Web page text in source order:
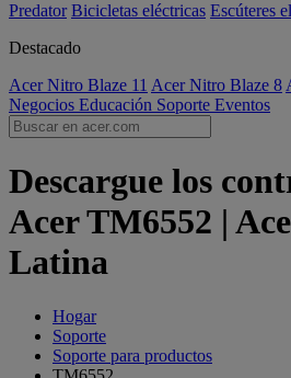
Predator Bicicletas eléctricas Escúteres
Destacado
Acer Nitro Blaze 11 Acer Nitro Blaze 8
Negocios Educación Soporte Eventos
Descargue los
Acer TM6552 |
Latina
Hogar
Soporte
Soporte para productos